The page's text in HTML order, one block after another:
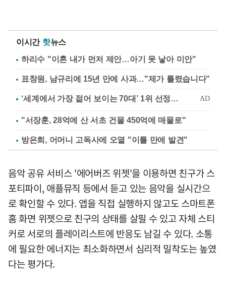
이시간 핫뉴스
하리수 "이혼 내가 먼저 제안…아기 못 낳아 미안"
표창원, 남규리에 15년 만에 사과…"제가 틀렸습니다"
"서장훈, 28억에 산 서초 건물 450억에 매물로"
방은희, 어머니 고독사에 오열 "이틀 만에 발견"
음악 공유 서비스 '에어버즈 위젯'을 이용하면 친구가 스
포티파이, 애플뮤직 등에서 듣고 있는 음악을 실시간으
로 확인할 수 있다. 앱을 직접 실행하지 않고도 스마트폰
홈 화면 위젯으로 친구의 상태를 살필 수 있고 자체 스티
커로 서로의 플레이리스트에 반응도 남길 수 있다. 소통
에 필요한 에너지는 최소화하면서 심리적 밀착도는 높였
다는 평가다.